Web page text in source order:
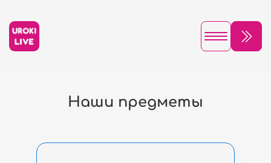
Наши предметы